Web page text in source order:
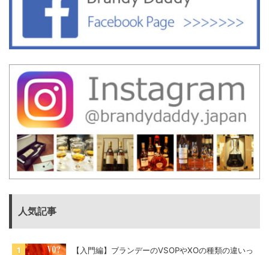
人気記事
【入門編】ブランデーのVSOPやXOの種類の違いっ